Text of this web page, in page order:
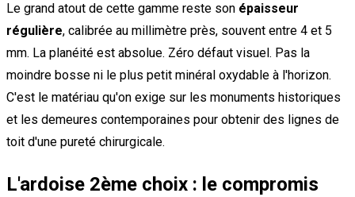
Le grand atout de cette gamme reste son épaisseur
régulière, calibrée au millimètre près, souvent entre 4 et 5
mm. La planéité est absolue. Zéro défaut visuel. Pas la
moindre bosse ni le plus petit minéral oxydable à l'horizon.
C'est le matériau qu'on exige sur les monuments historiques
et les demeures contemporaines pour obtenir des lignes de
toit d'une pureté chirurgicale.
L'ardoise 2ème choix : le compromis